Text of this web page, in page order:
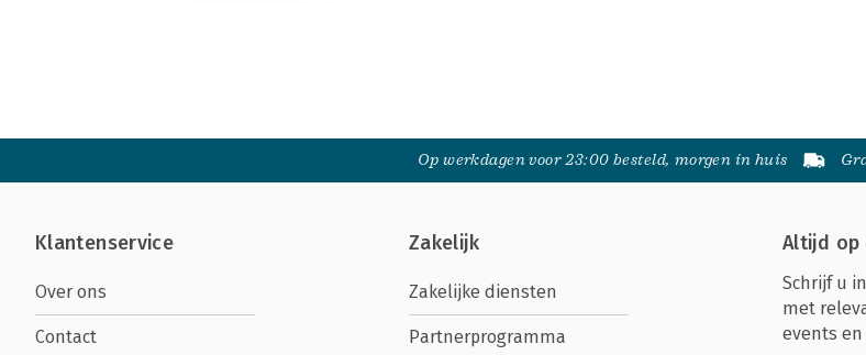
Op werkdagen voor 23:00 besteld, morgen in huis
Klantenservice
Over ons
Contact
Zakelijk
Zakelijke diensten
Partnerprogramma
Altijd op
Schrijf u
met
events en